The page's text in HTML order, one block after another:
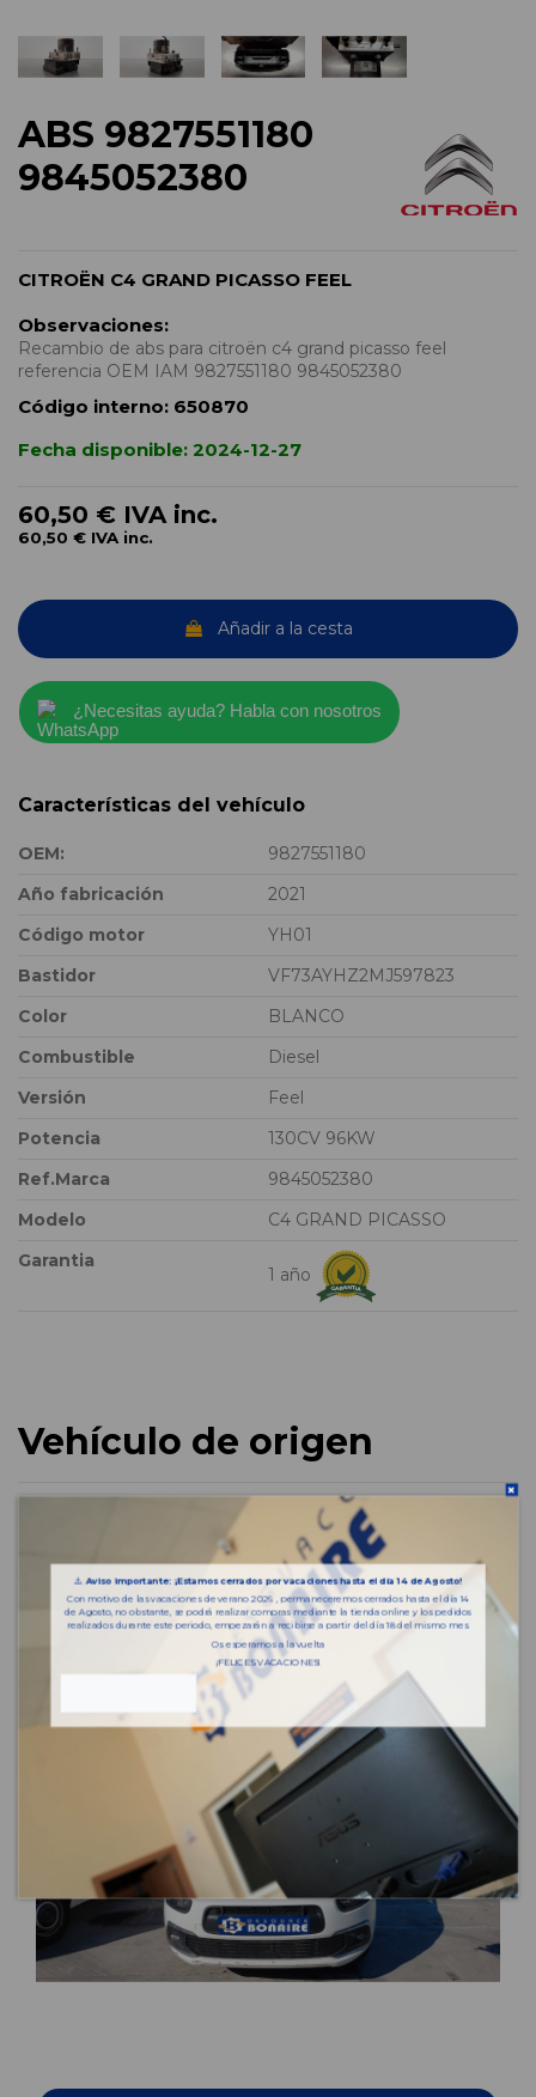
ABS 9827551180
9845052380
CITROËN C4 GRAND PICASSO FEEL
Observaciones:
Recambio de abs para citroën c4 grand picasso feel
referencia OEM IAM 9827551180 9845052380
Código interno: 650870
Fecha disponible: 2024-12-27
60,50 € IVA inc.
60,50 € IVA inc.
Añadir a la cesta
¿Necesitas ayuda? Habla con nosotros
Características del vehículo
OEM:
9827551180
Año fabricación
2021
Código motor
YH01
Bastidor
VF73AYHZ2MJ597823
Color
BLANCO
Combustible
Diesel
Versión
Feel
Potencia
130CV 96KW
Ref.Marca
9845052380
Modelo
C4 GRAND PICASSO
Garantia
1 año
Vehículo de origen
⚠️ Aviso importante: ¡Estamos cerrados por vacaciones hasta el día 14 de Agosto!
Con motivo de las vacaciones de verano 2026 , permaneceremos cerrados hasta el día 14
de Agosto, no obstante, se podrá realizar compras mediante la tienda online y los pedidos
realizados durante este periodo, empezarán a recibirse a partir del día 18 del mismo mes.
Os esperamos a la vuelta
¡FELICES VACACIONES!